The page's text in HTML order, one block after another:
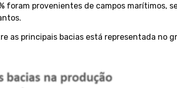
foram provenientes de campos marítimos,
as principais bacias está representada no